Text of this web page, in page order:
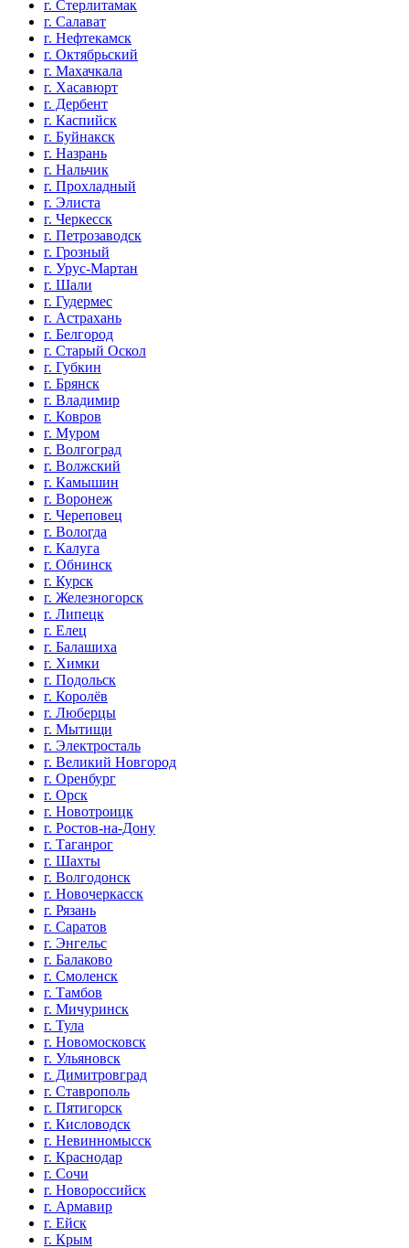
г. Стерлитамак
г. Салават
г. Нефтекамск
г. Октябрьский
г. Махачкала
г. Хасавюрт
г. Дербент
г. Каспийск
г. Буйнакск
г. Назрань
г. Нальчик
г. Прохладный
г. Элиста
г. Черкесск
г. Петрозаводск
г. Грозный
г. Урус-Мартан
г. Шали
г. Гудермес
г. Астрахань
г. Белгород
г. Старый Оскол
г. Губкин
г. Брянск
г. Владимир
г. Ковров
г. Муром
г. Волгоград
г. Волжский
г. Камышин
г. Воронеж
г. Череповец
г. Вологда
г. Калуга
г. Обнинск
г. Курск
г. Железногорск
г. Липецк
г. Елец
г. Балашиха
г. Химки
г. Подольск
г. Королёв
г. Люберцы
г. Мытищи
г. Электросталь
г. Великий Новгород
г. Оренбург
г. Орск
г. Новотроицк
г. Ростов-на-Дону
г. Таганрог
г. Шахты
г. Волгодонск
г. Новочеркасск
г. Рязань
г. Саратов
г. Энгельс
г. Балаково
г. Смоленск
г. Тамбов
г. Мичуринск
г. Тула
г. Новомосковск
г. Ульяновск
г. Димитровград
г. Ставрополь
г. Пятигорск
г. Кисловодск
г. Невинномысск
г. Краснодар
г. Сочи
г. Новороссийск
г. Армавир
г. Ейск
г. Крым